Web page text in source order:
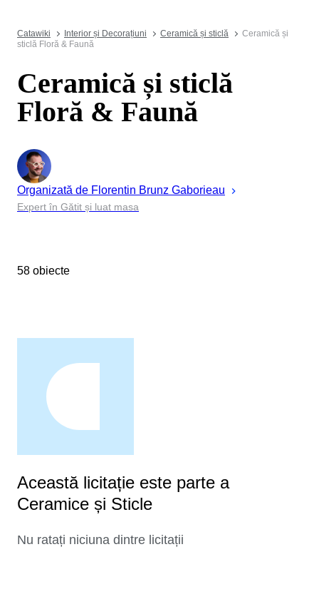
Catawiki Interior și Decorațiuni Ceramică și sticlă
Ceramică și
sticlă Floră & Faună
Ceramică și sticlă
Floră & Faună
Organizată de Florentin Brunz Gaborieau
Expert în Gătit și luat masa
58 obiecte
Această licitație este parte a
Ceramice și Sticle
Nu ratați niciuna dintre licitații